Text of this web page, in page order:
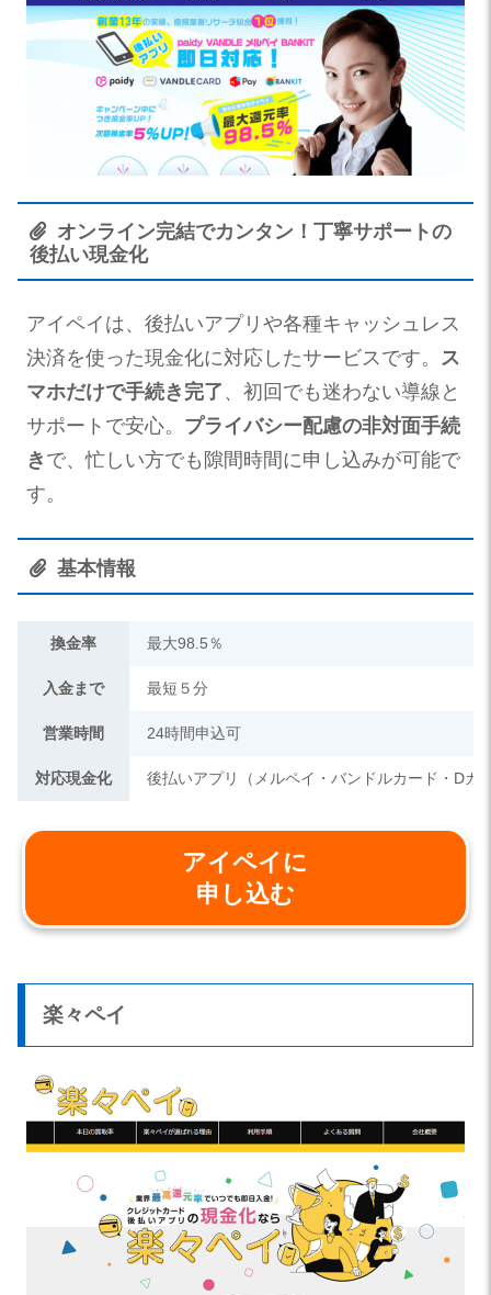
オンライン完結でカンタン！丁寧サポートの
後払い現金化
アイペイは、後払いアプリや各種キャッシュレス
決済を使った現金化に対応したサービスです。 ス
マホだけで手続き完了 、初回でも迷わない導線と
サポートで安心。 プライバシー配慮の非対面手続
き で、忙しい方でも隙間時間に申し込みが可能で
す。
基本情報
換金率 最大98.5％
入金まで 最短５分
営業時間 24時間申込可
対応現金化 後払いアプリ（メルペイ・バンドルカード・Dカ
アイペイに
申し込む
楽々ペイ